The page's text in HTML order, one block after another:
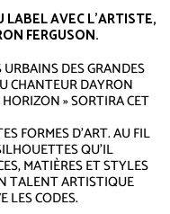
AVEC L’ARTISTE,
FERGUSON.
DES GRANDES
CHANTEUR DAYRON
» SORTIRA CET
FORMES D’ART. AU FIL
QU’IL
MATIÈRES ET STYLES
TALENT ARTISTIQUE
LES CODES.